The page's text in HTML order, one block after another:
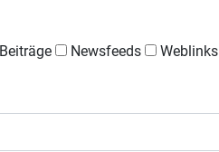
Beiträge Newsfeeds Weblinks